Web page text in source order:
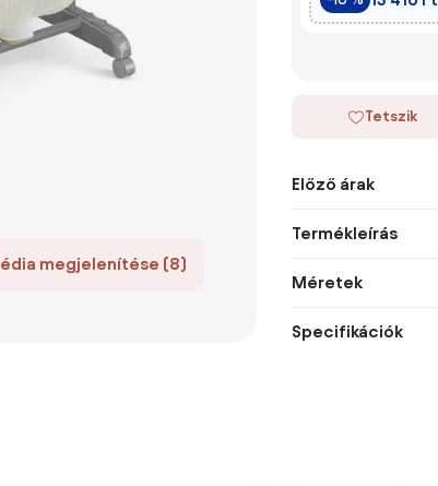
megjelenítése (8)
Tetszik
Előző árak
Termékleírás
Méretek
Specifikációk